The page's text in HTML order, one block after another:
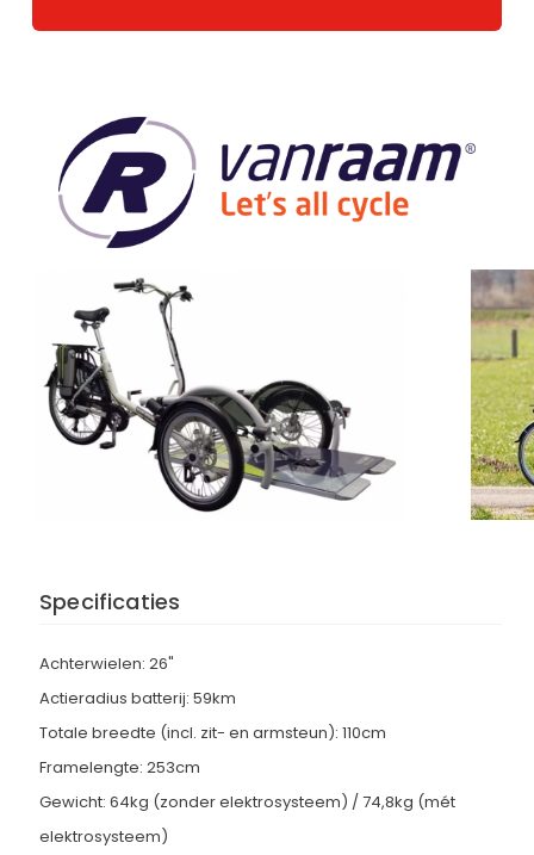
Specificaties
Achterwielen: 26"
Actieradius batterij: 59km
Totale breedte (incl. zit- en armsteun): 110cm
Framelengte: 253cm
Gewicht: 64kg (zonder elektrosysteem) / 74,8kg (mét
elektrosysteem)